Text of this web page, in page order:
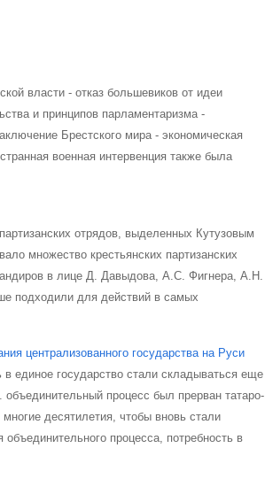
власти - отказ большевиков от идеи
и принципов парламентаризма -
Брестского мира - экономическая
военная интервенция также была
отрядов, выделенных Кутузовым
множество крестьянских партизанских
в лице Д. Давыдова, А.С. Фигнера, А.Н.
подходили для действий в самых
централизованного государства на Руси
единое государство стали складываться еще
процесс был прерван татаро-
десятилетия, чтобы вновь стали
процесса, потребность в